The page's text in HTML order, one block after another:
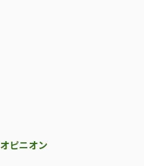
ピニオン